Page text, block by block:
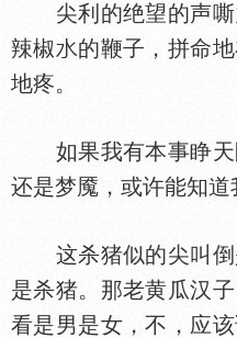
尖利的绝望的声嘶
辣椒
的鞭子，拼命
地疼。
如果我有本事睁天
还是梦魇，或许能知道
这杀猪似的尖叫倒
是杀猪。那老黄瓜汉
看是男是女，不，应